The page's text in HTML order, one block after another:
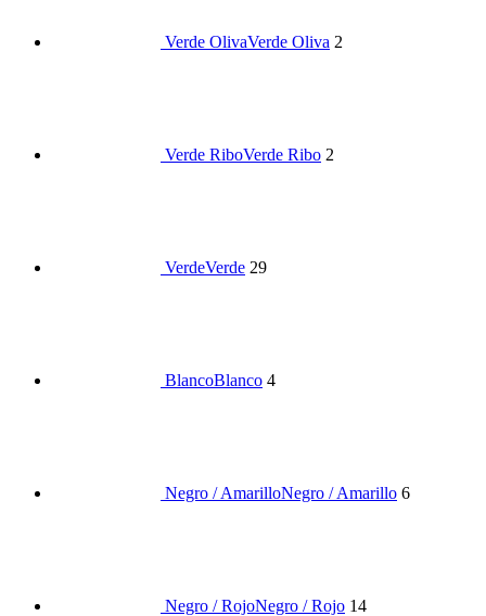
Verde OlivaVerde Oliva 2
Verde RiboVerde Ribo 2
VerdeVerde 29
BlancoBlanco 4
Negro / AmarilloNegro / Amarillo 6
Negro / RojoNegro / Rojo 14